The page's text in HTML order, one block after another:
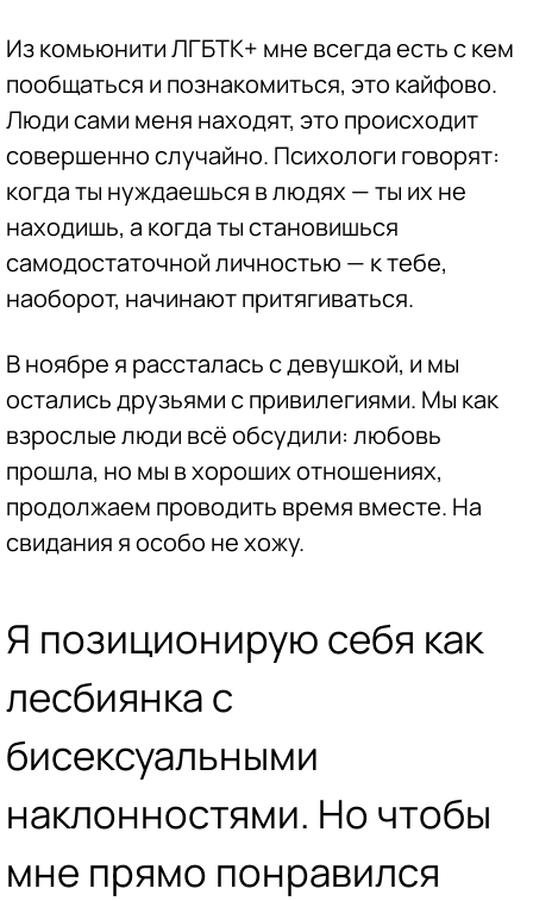
Из комьюнити ЛГБТК+ мне всегда есть с кем
пообщаться и познакомиться, это кайфово.
Люди сами меня находят, это происходит
совершенно случайно. Психологи говорят:
когда ты нуждаешься в людях — ты их не
находишь, а когда ты становишься
самодостаточной личностью — к тебе,
наоборот, начинают притягиваться.
В ноябре я рассталась с девушкой, и мы
остались друзьями с привилегиями. Мы как
взрослые люди всё обсудили: любовь
прошла, но мы в хороших отношениях,
продолжаем проводить время вместе. На
свидания я особо не хожу.
Я позиционирую себя как
лесбиянка с
бисексуальными
наклонностями. Но чтобы
мне прямо понравился